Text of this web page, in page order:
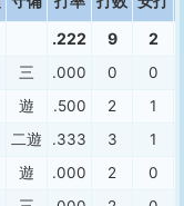
.222 9 2
三 .000 0 0
遊 .500 2 1
二遊 .333 3 1
遊 .000 2 0